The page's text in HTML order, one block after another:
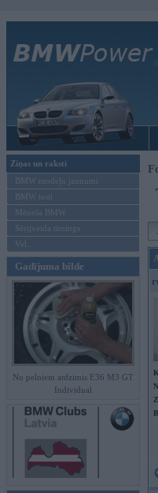
Ziņas un raksti
BMW modeļu jaunumi
BMW testi
Mēneša BMW
Sērijveida tūnings
Vel...
Gadījuma bilde
No pelniem atdzimis E36 M3 GT
Individual